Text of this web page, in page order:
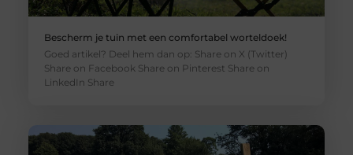
Bescherm je tuin met een comfortabel worteldoek!
Goed artikel? Deel hem dan op: Share on X (Twitter)
Share on Facebook Share on Pinterest Share on
LinkedIn Share